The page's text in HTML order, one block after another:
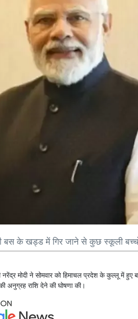
के खड्ड में गिर जाने से कुछ स्कूली बच्चों
नरेंद्र मोदी ने सोमवार को हिमाचल प्रदेश के कुल्लू में हुए
अनुग्रह राशि देने की घोषणा की।